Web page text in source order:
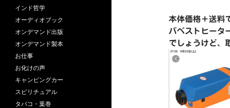
本体価格＋送料
バベストヒータ
でしょうけど、
インド哲学
オーディオブック
オンデマンド出版
オンデマンド製本
お仕事
お化けの声
キャンピングカー
スピリチュアル
タバコ・葉巻